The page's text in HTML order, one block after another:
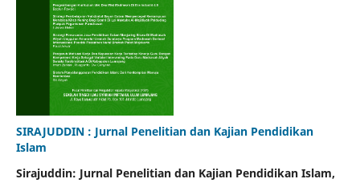
SIRAJUDDIN : Jurnal Penelitian dan Kajian Pendidikan
Islam
Sirajuddin: Jurnal Penelitian dan Kajian Pendidikan Islam,